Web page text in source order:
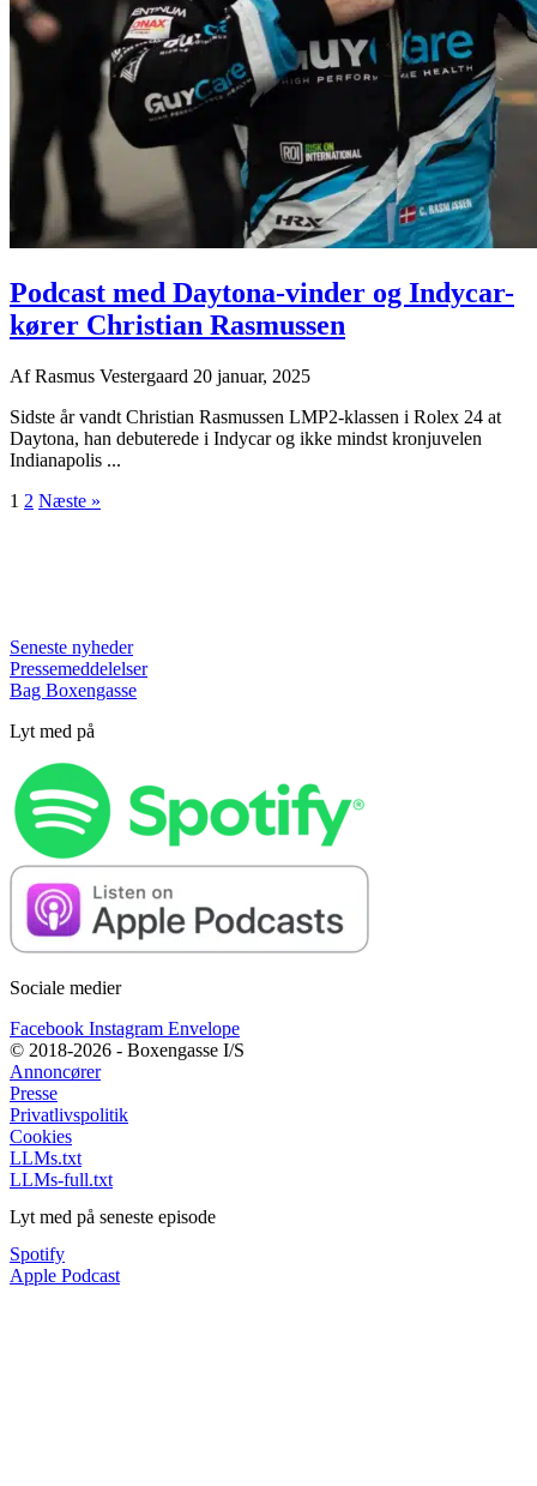
Podcast med Daytona-vinder og Indycar-
kører Christian Rasmussen
AfRasmus Vestergaard 20 januar, 2025
Sidste år vandt Christian Rasmussen LMP2-klassen i Rolex 24 at
Daytona, han debuterede i Indycar og ikke mindst kronjuvelen
Indianapolis ...
1 2 Næste »
Seneste nyheder
Pressemeddelelser
Bag Boxengasse
Lyt med på
Sociale medier
Facebook Instagram Envelope
© 2018-2026 - Boxengasse I/S
Annoncører
Presse
Privatlivspolitik
Cookies
LLMs.txt
LLMs-full.txt
Lyt med på seneste episode
Spotify
Apple Podcast